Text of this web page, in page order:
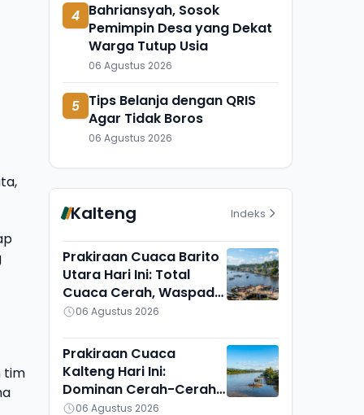
tim
4 Bahriansyah, Sosok
Pemimpin Desa yang Dekat
Warga Tutup Usia
06 Agustus 2026
5 Tips Belanja dengan QRIS
Agar Tidak Boros
06 Agustus 2026
Kalteng Indeks
Prakiraan Cuaca Barito
Utara Hari Ini: Total
Cuaca Cerah, Waspadai
Munculnya Titik Api
06 Agustus 2026
Prakiraan Cuaca
Kalteng Hari Ini:
Dominan Cerah-Cerah
Berawan, Gunung Mas
06 Agustus 2026